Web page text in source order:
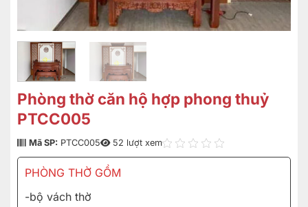
Phòng thờ căn hộ hợp phong thuỷ
PTCC005
Mã SP: PTCC005 52 lượt xem
PHÒNG THỜ GỒM
-bộ vách thờ